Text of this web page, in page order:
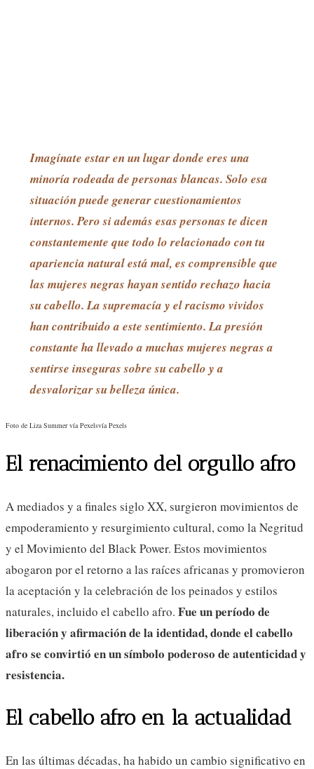
Imagínate estar en un lugar donde eres una
minoría rodeada de personas blancas. Solo esa
situación puede generar cuestionamientos
internos. Pero si además esas personas te dicen
constantemente que todo lo relacionado con tu
apariencia natural está mal, es comprensible que
las mujeres negras hayan sentido rechazo hacia
su cabello. La supremacía y el racismo vividos
han contribuido a este sentimiento. La presión
constante ha llevado a muchas mujeres negras a
sentirse inseguras sobre su cabello y a
desvalorizar su belleza única.
Foto de Liza Summer vía Pexelsvía Pexels
El renacimiento del orgullo afro
A mediados y a finales siglo XX, surgieron movimientos de
empoderamiento y resurgimiento cultural, como la Negritud
y el Movimiento del Black Power. Estos movimientos
abogaron por el retorno a las raíces africanas y promovieron
la aceptación y la celebración de los peinados y estilos
naturales, incluido el cabello afro. Fue un período de
liberación y afirmación de la identidad, donde el cabello
afro se convirtió en un símbolo poderoso de autenticidad y
resistencia.
El cabello afro en la actualidad
En las últimas décadas, ha habido un cambio significativo en